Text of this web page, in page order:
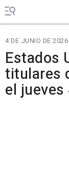
4 DE JUNIO DE 2026
Estados
titulares
el